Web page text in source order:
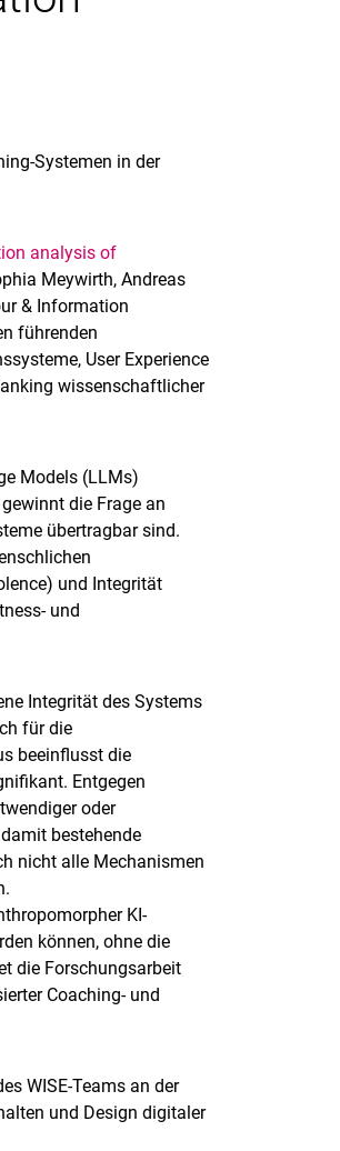
Systemen in der
analysis of
Meywirth, Andreas
& Information
führenden
User Experience
wissenschaftlicher
Models (LLMs)
die Frage an
übertragbar sind.
und Integrität
und
Integrität des Systems
für die
beeinflusst die
Entgegen
oder
bestehende
nicht alle Mechanismen
KI-
können, ohne die
die Forschungsarbeit
Coaching- und
WISE-Teams an der
und Design digitaler